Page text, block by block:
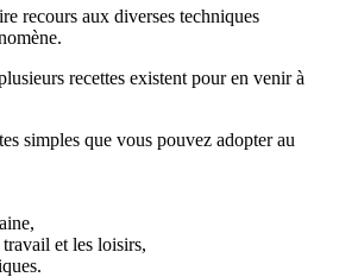
recours aux diverses techniques
recettes existent pour en venir à
simples que vous pouvez adopter au
et les loisirs,